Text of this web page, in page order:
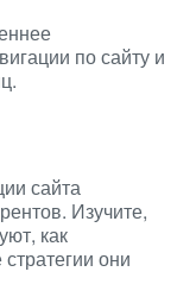
по сайту и
сайта
Изучите,
как
они